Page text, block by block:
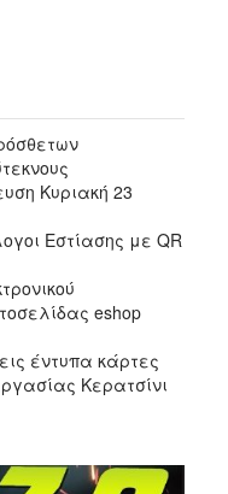
Κυριακή 23
Εστίασης με QR
eshop
έντυπα κάρτες
Κερατσίνι